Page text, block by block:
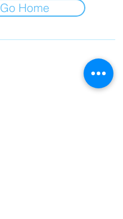
Go Home